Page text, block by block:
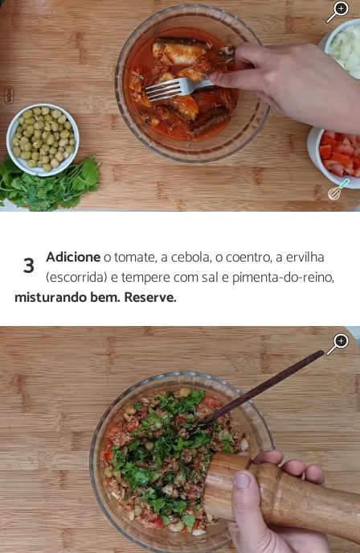
3 Adicioneo tomate, a cebola, o coentro, a ervilha
(escorrida) e tempere com sal e pimenta-do-reino,
misturando bem. Reserve.